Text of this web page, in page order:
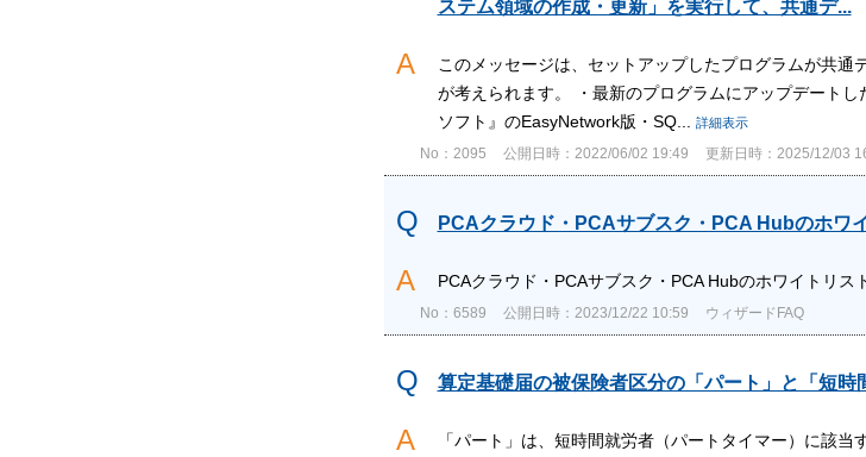
ステム領域の作成・更新」を実行して、共通デ...
このメッセージは、セットアップしたプログラムが共
が考えられます。 ・最新のプログラムにアップデート
ソフト』のEasyNetwork版・SQ...
詳細表示
No：2095 公開日時：2022/06/02 19:49 更新日時：2025/12/03
PCAクラウド・PCAサブスク・PCA Hubのホワ
PCAクラウド・PCAサブスク・PCA Hubのホワイトリス
No：6589 公開日時：2023/12/22 10:59 ウィザードFAQ
算定基礎届の被保険者区分の「パート」と「短時
「パート」は、短時間就労者（パートタイマー）に該